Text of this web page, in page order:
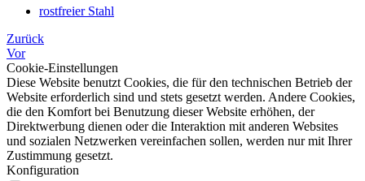
rostfreier Stahl
Zurück
Vor
Cookie-Einstellungen
Diese Website benutzt Cookies, die für den technischen Betrieb der
Website erforderlich sind und stets gesetzt werden. Andere Cookies,
die den Komfort bei Benutzung dieser Website erhöhen, der
Direktwerbung dienen oder die Interaktion mit anderen Websites
und sozialen Netzwerken vereinfachen sollen, werden nur mit Ihrer
Zustimmung gesetzt.
Konfiguration